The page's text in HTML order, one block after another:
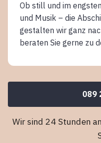
Ob still und im
und Musik – die
gestalten wir ganz
beraten Sie gerne zu
089
Wir sind 24 Stunden